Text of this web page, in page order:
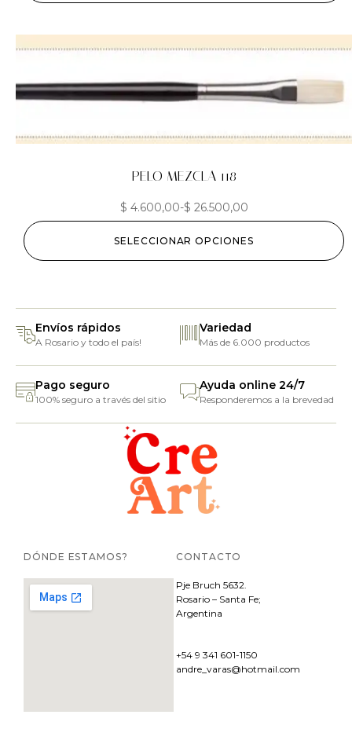
PELO MEZCLA 118
$ 4.600,00-$ 26.500,00
SELECCIONAR OPCIONES
Envíos rápidos
A Rosario y todo el país!
Variedad
Más de 6.000 productos
Pago seguro
100% seguro a través del sitio
Ayuda online 24/7
Responderemos a la brevedad
DÓNDE ESTAMOS? CONTACTO
Pje Bruch 5632.
Rosario – Santa Fe;
Argentina
+54 9 341 601-1150
andre_varas@hotmail.com